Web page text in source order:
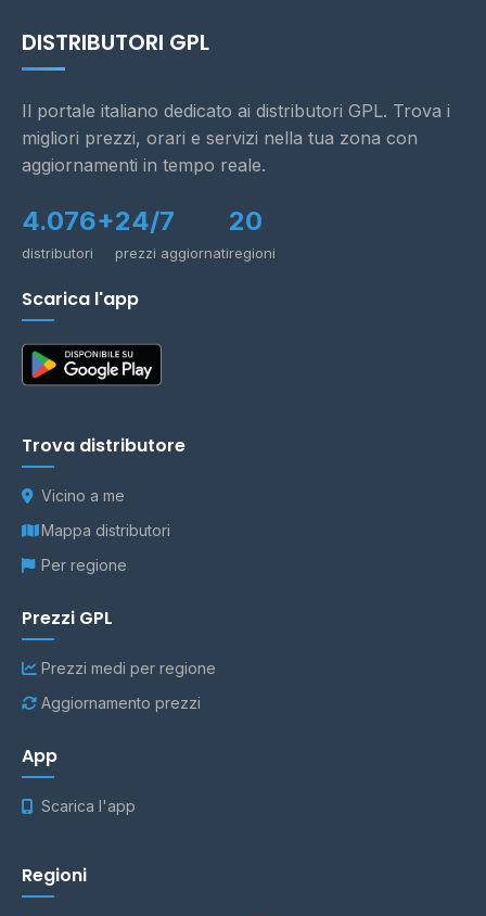
DISTRIBUTORI GPL
Il portale italiano dedicato ai distributori GPL. Trova i
migliori prezzi, orari e servizi nella tua zona con
aggiornamenti in tempo reale.
4.076+
distributori
24/7
prezzi aggiornati
20
regioni
Scarica l'app
Trova distributore
Vicino a me
Mappa distributori
Per regione
Prezzi GPL
Prezzi medi per regione
Aggiornamento prezzi
App
Scarica l'app
Regioni